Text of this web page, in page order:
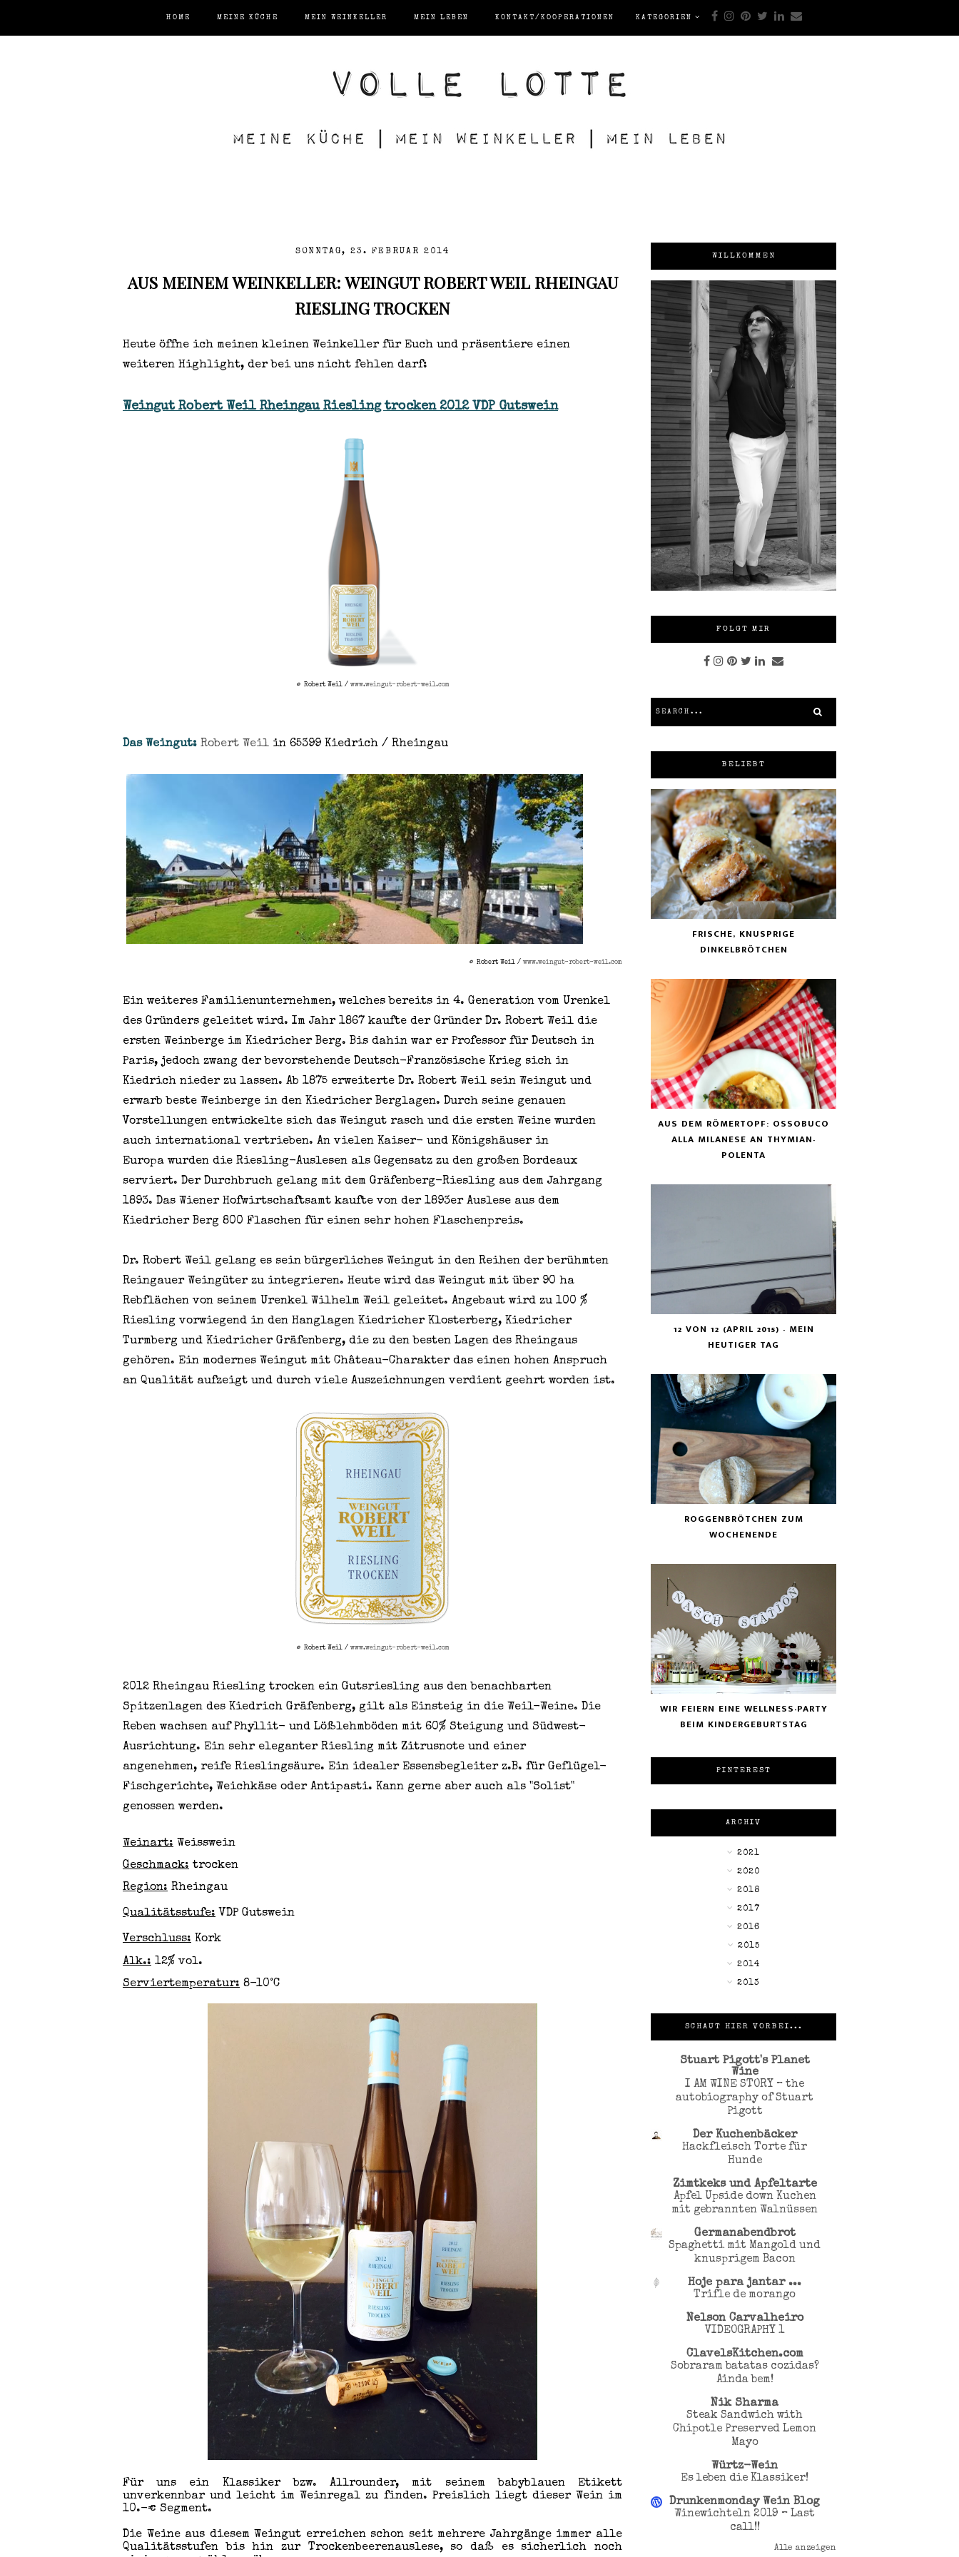
HOME MEINE KÜCHE MEIN WEINKELLER MEIN LEBEN KONTAKT/KOOPERATIONEN KATEGORIEN
SONNTAG, 23. FEBRUAR 2014
AUS MEINEM WEINKELLER: WEINGUT ROBERT WEIL RHEINGAU
RIESLING TROCKEN
Heute öffne ich meinen kleinen Weinkeller für Euch und präsentiere einen
weiteren Highlight, der bei uns nicht fehlen darf:
Weingut Robert Weil Rheingau Riesling trocken 2012 VDP Gutswein
© Robert Weil /www.weingut-robert-weil.com
Das Weingut: Robert Weil in 65399 Kiedrich / Rheingau
© Robert Weil /www.weingut-robert-weil.com
Ein weiteres Familienunternehmen, welches bereits in 4. Generation vom Urenkel
des Gründers geleitet wird. Im Jahr 1867 kaufte der Gründer Dr. Robert Weil die
ersten Weinberge im Kiedricher Berg. Bis dahin war er Professor für Deutsch in
Paris, jedoch zwang der bevorstehende Deutsch-Französische Krieg sich in
Kiedrich nieder zu lassen. Ab 1875 erweiterte Dr. Robert Weil sein Weingut und
erwarb beste Weinberge in den Kiedricher Berglagen. Durch seine genauen
Vorstellungen entwickelte sich das Weingut rasch und die ersten Weine wurden
auch international vertrieben. An vielen Kaiser- und Königshäuser in
Europa wurden die Riesling-Auslesen als Gegensatz zu den großen Bordeaux
serviert. Der Durchbruch gelang mit dem Gräfenberg-Riesling aus dem Jahrgang
1893. Das Wiener Hofwirtschaftsamt kaufte von der 1893er Auslese aus dem
Kiedricher Berg 800 Flaschen für einen sehr hohen Flaschenpreis.
Dr. Robert Weil gelang es sein bürgerliches Weingut in den Reihen der berühmten
Reingauer Weingüter zu integrieren. Heute wird das Weingut mit über 90 ha
Rebflächen von seinem Urenkel Wilhelm Weil geleitet. Angebaut wird zu 100 %
Riesling vorwiegend in den Hanglagen Kiedricher Klosterberg, Kiedricher
Turmberg und Kiedricher Gräfenberg, die zu den besten Lagen des Rheingaus
gehören. Ein modernes Weingut mit Château-Charakter das einen hohen Anspruch
an Qualität aufzeigt und durch viele Auszeichnungen verdient geehrt worden ist.
© Robert Weil /www.weingut-robert-weil.com
2012 Rheingau Riesling trocken ein Gutsriesling aus den benachbarten
Spitzenlagen des Kiedrich Gräfenberg, gilt als Einsteig in die Weil-Weine. Die
Reben wachsen auf Phyllit- und Lößlehmböden mit 60% Steigung und Südwest-
Ausrichtung. Ein sehr eleganter Riesling mit Zitrusnote und einer
angenehmen, reife Rieslingsäure. Ein idealer Essensbegleiter z.B. für Geflügel-
Fischgerichte, Weichkäse oder Antipasti. Kann gerne aber auch als "Solist"
genossen werden.
Weinart: Weisswein
Geschmack: trocken
Region: Rheingau
Qualitätsstufe: VDP Gutswein
Verschluss: Kork
Alk.: 12% vol.
Serviertemperatur: 8-10°C
Für uns ein Klassiker bzw. Allrounder, mit seinem babyblauen Etikett
unverkennbar und leicht im Weinregal zu finden. Preislich liegt dieser Wein im
10.-€ Segment.
Die Weine aus diesem Weingut erreichen schon seit mehrere Jahrgänge immer alle
Qualitätsstufen bis hin zur Trockenbeerenauslese, so daß es sicherlich noch
WILLKOMMEN
FOLGT MIR
BELIEBT
FRISCHE, KNUSPRIGE
DINKELBRÖTCHEN
AUS DEM RÖMERTOPF: OSSOBUCO
ALLA MILANESE AN THYMIAN-
POLENTA
12 VON 12 (APRIL 2015) - MEIN
HEUTIGER TAG
ROGGENBRÖTCHEN ZUM
WOCHENENDE
WIR FEIERN EINE WELLNESS-PARTY
BEIM KINDERGEBURTSTAG
PINTEREST
ARCHIV
►2021
►2020
►2018
►2017
►2016
►2015
▼2014
►2013
SCHAUT HIER VORBEI...
Stuart Pigott's Planet
Wine
I AM WINE STORY – the
autobiography of Stuart
Pigott
Der Kuchenbäcker
Hackfleisch Torte für
Hunde
Zimtkeks und Apfeltarte
Apfel Upside down Kuchen
mit gebrannten Walnüssen
Germanabendbrot
Spaghetti mit Mangold und
knusprigem Bacon
Hoje para jantar ...
Trifle de morango
Nelson Carvalheiro
VIDEOGRAPHY 1
ClavelsKitchen.com
Sobraram batatas cozidas?
Ainda bem!
Nik Sharma
Steak Sandwich with
Chipotle Preserved Lemon
Mayo
Würtz-Wein
Es leben die Klassiker!
Drunkenmonday Wein Blog
Winewichteln 2019 – Last
call!!
Alle anzeigen